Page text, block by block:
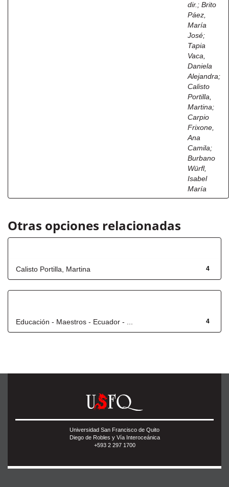
dir. ; Brito
Páez,
María
José;
Tapia
Vaca,
Daniela
Alejandra;
Calisto
Portilla,
Martina;
Carpio
Frixone,
Ana
Camila;
Burbano
Würfl,
Isabel
María
Otras opciones relacionadas
4
Calisto Portilla, Martina
4
Educación - Maestros - Ecuador - ...
Universidad San Francisco de Quito
Diego de Robles y Vía Interoceánica
+593 2 297 1700